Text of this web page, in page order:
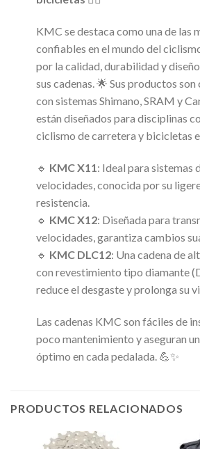
KMC se destaca como una de las
confiables en el mundo del
por la calidad, durabilidad y
sus cadenas. 🌟 Sus productos
con sistemas Shimano, SRAM y
están diseñados para disciplinas
ciclismo de carretera y bicicletas
🔹 KMC X11: Ideal para sistemas
velocidades, conocida por su
resistencia.
🔹 KMC X12: Diseñada para
velocidades, garantiza cambios
🔹 KMC DLC12: Una cadena de
con revestimiento tipo diamante
reduce el desgaste y prolonga su
Las cadenas KMC son fáciles de
poco mantenimiento y aseguran
óptimo en cada pedalada. 💪✨
PRODUCTOS RELACIONADOS